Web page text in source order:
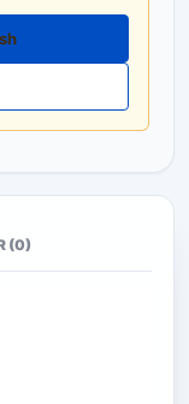
(0)